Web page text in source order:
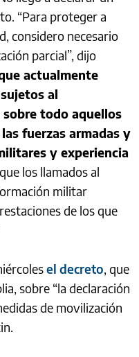
“Para proteger a
considero necesario
parcial”, dijo
actualmente
al
todo aquellos
fuerzas armadas y
y experiencia
los llamados al
militar
de los que
el decreto, que
sobre “la declaración
de movilización